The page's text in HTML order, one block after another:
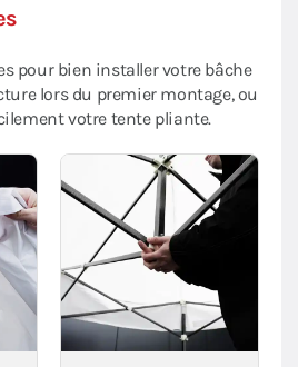
pour bien installer votre bâche
lors du premier montage, ou
votre tente pliante.